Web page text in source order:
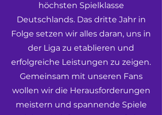
höchsten Spielklasse
Deutschlands. Das dritte Jahr in
Folge setzen wir alles daran, uns in
der Liga zu etablieren und
erfolgreiche Leistungen zu zeigen.
Gemeinsam mit unseren Fans
wollen wir die Herausforderungen
meistern und spannende Spiele